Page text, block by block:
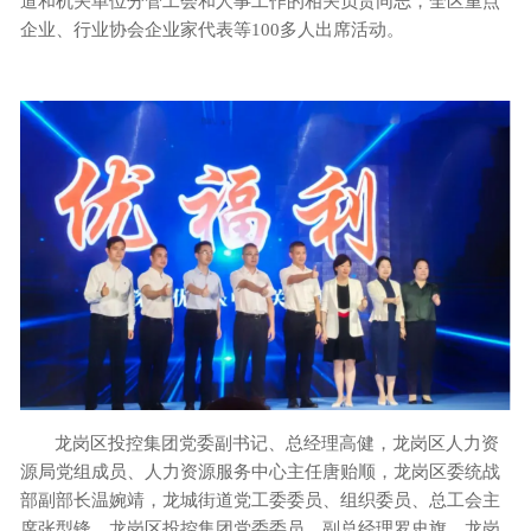
企业、行业协会企业家代表等100多人出席活动。
龙岗区投控集团党委副书记、总经理高健，龙岗区人力资
源局党组成员、人力资源服务中心主任唐贻顺，龙岗区委统战
部副部长温婉靖，龙城街道党工委委员、组织委员、总工会主